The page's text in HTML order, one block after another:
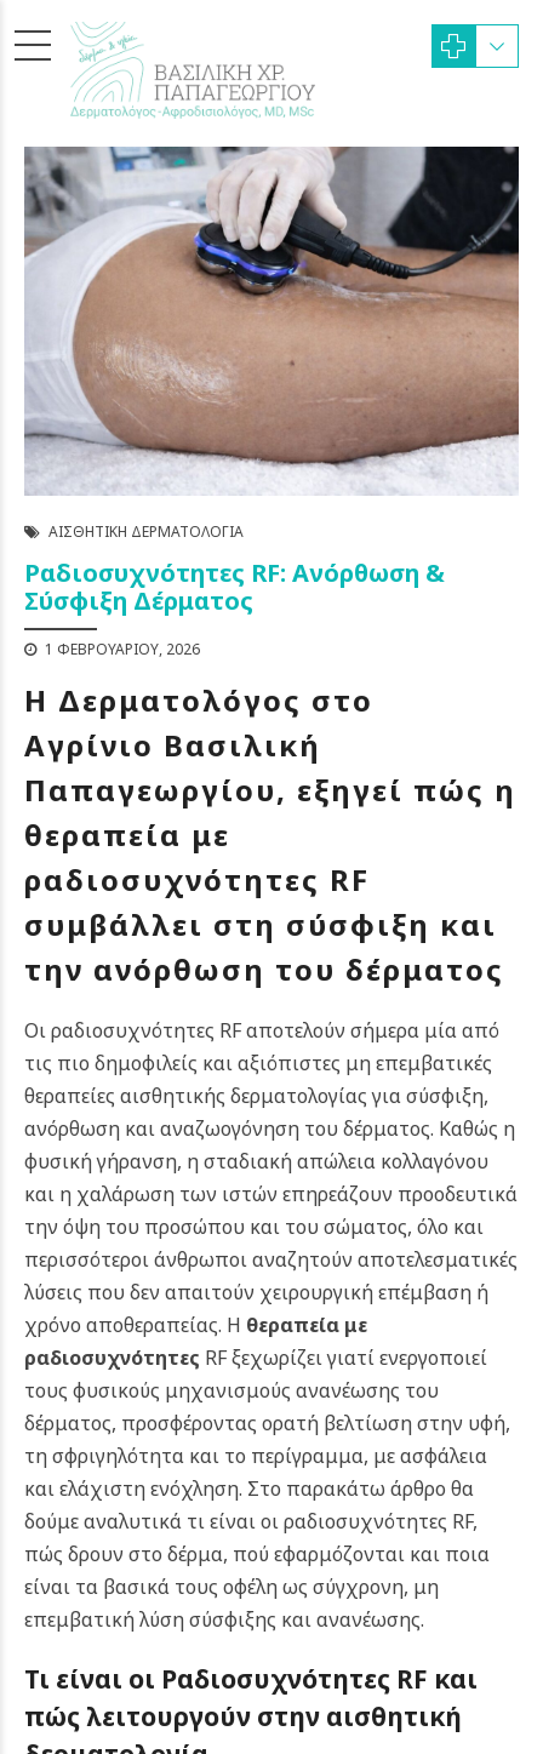
ΑΙΣΘΗΤΙΚΉ ΔΕΡΜΑΤΟΛΟΓΊΑ
Ραδιοσυχνότητες RF: Ανόρθωση &
Σύσφιξη Δέρματος
1 ΦΕΒΡΟΥΑΡΊΟΥ, 2026
Η Δερματολόγος στο
Αγρίνιο Βασιλική
Παπαγεωργίου, εξηγεί πώς η
θεραπεία με
ραδιοσυχνότητες RF
συμβάλλει στη σύσφιξη και
την ανόρθωση του δέρματος
Οι ραδιοσυχνότητες RF αποτελούν σήμερα μία από
τις πιο δημοφιλείς και αξιόπιστες μη επεμβατικές
θεραπείες αισθητικής δερματολογίας για σύσφιξη,
ανόρθωση και αναζωογόνηση του δέρματος. Καθώς η
φυσική γήρανση, η σταδιακή απώλεια κολλαγόνου
και η χαλάρωση των ιστών επηρεάζουν προοδευτικά
την όψη του προσώπου και του σώματος, όλο και
περισσότεροι άνθρωποι αναζητούν αποτελεσματικές
λύσεις που δεν απαιτούν χειρουργική επέμβαση ή
χρόνο αποθεραπείας. Η θεραπεία με
ραδιοσυχνότητες RF ξεχωρίζει γιατί ενεργοποιεί
τους φυσικούς μηχανισμούς ανανέωσης του
δέρματος, προσφέροντας ορατή βελτίωση στην υφή,
τη σφριγηλότητα και το περίγραμμα, με ασφάλεια
και ελάχιστη ενόχληση. Στο παρακάτω άρθρο θα
δούμε αναλυτικά τι είναι οι ραδιοσυχνότητες RF,
πώς δρουν στο δέρμα, πού εφαρμόζονται και ποια
είναι τα βασικά τους οφέλη ως σύγχρονη, μη
επεμβατική λύση σύσφιξης και ανανέωσης.
Τι είναι οι Ραδιοσυχνότητες RF και
πώς λειτουργούν στην αισθητική